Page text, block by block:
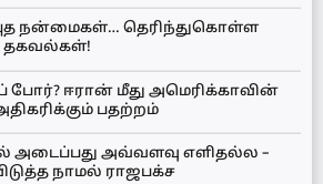
நன்மைகள்… தெரிந்துகொள்ள
தகவல்கள்!
போர்? ஈரான் மீது அமெரிக்காவின்
பதற்றம்
அவ்வளவு எளிதல்ல –
நாமல் ராஜபக்ச